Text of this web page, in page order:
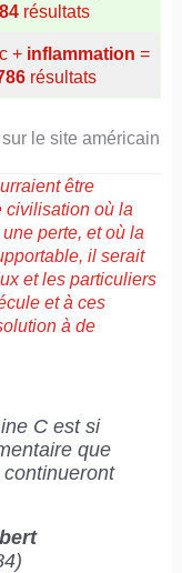
résultats
+ inflammation =
résultats
le site américain
être
civilisation où la
perte, et où la
il serait
et les particuliers
et à ces
à de
C est si
que